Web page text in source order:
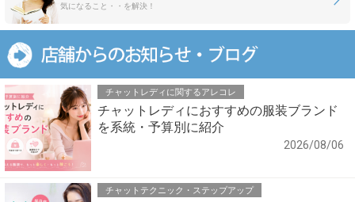
気になること・・を解決！
チャットレディに関するアレコレ
チャットレディにおすすめの服装ブランド
を系統・予算別に紹介
2026/08/06
チャットテクニック・ステップアップ